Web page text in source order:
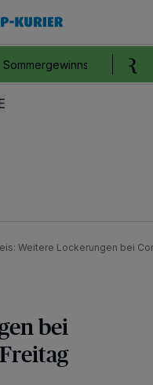
Sommergewinnspiel
Weitere Lockerungen bei
bei